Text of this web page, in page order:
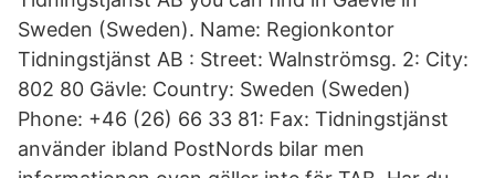
Sweden (Sweden). Name: Regionkontor
Tidningstjänst AB : Street: Walnströmsg. 2: City:
802 80 Gävle: Country: Sweden (Sweden)
Phone: +46 (26) 66 33 81: Fax: Tidningstjänst
använder ibland PostNords bilar men